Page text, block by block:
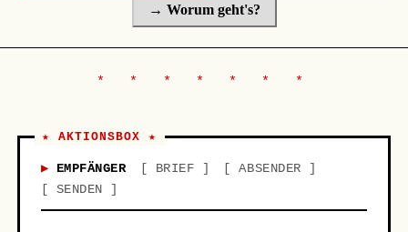
→ Worum geht's?
★ AKTIONSBOX ★
EMPFÄNGER BRIEF
ABSENDER
SENDEN